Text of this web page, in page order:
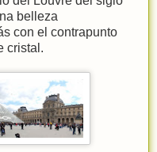
belleza
con el contrapunto
cristal.